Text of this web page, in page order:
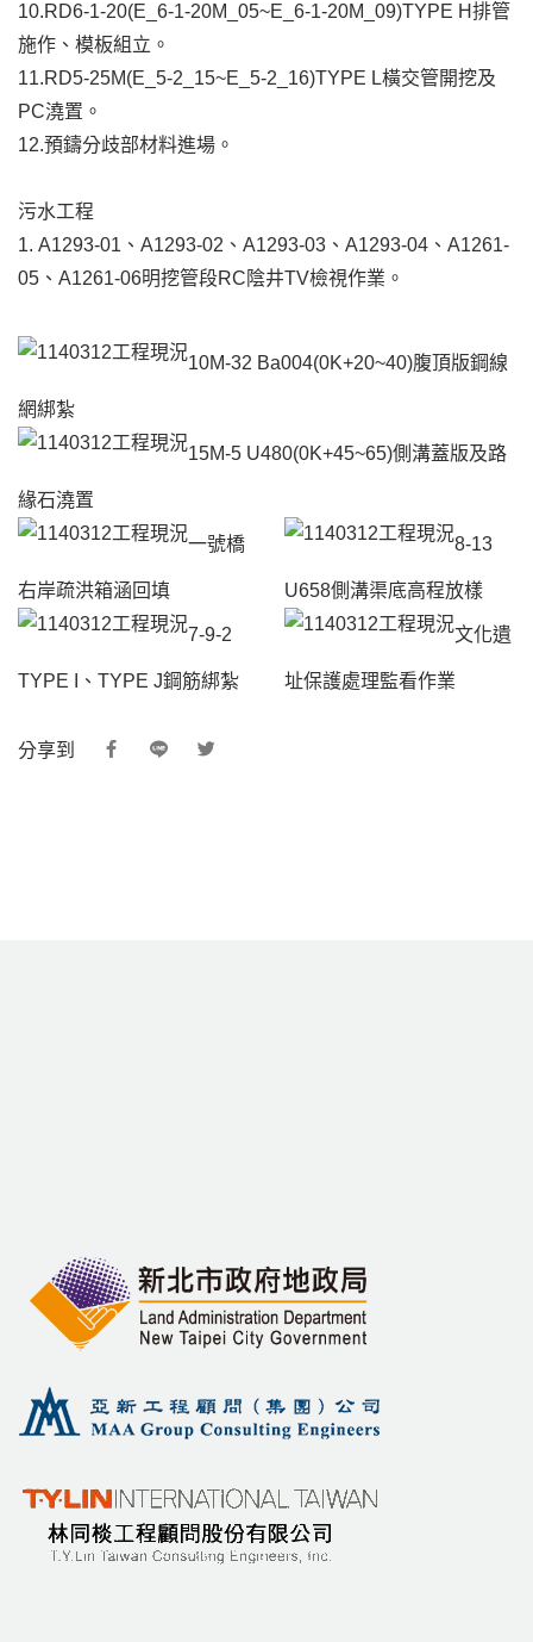
10.RD6-1-20(E_6-1-20M_05~E_6-1-20M_09)TYPE H排管
施作、模板組立。
11.RD5-25M(E_5-2_15~E_5-2_16)TYPE L橫交管開挖及
PC澆置。
12.預鑄分歧部材料進場。
污水工程
1. A1293-01、A1293-02、A1293-03、A1293-04、A1261-
05、A1261-06明挖管段RC陰井TV檢視作業。
10M-32 Ba004(0K+20~40)腹頂版鋼線
網綁紮
15M-5 U480(0K+45~65)側溝蓋版及路
緣石澆置
一號橋
右岸疏洪箱涵回填
8-13
U658側溝渠底高程放樣
7-9-2
TYPE I、TYPE J鋼筋綁紮
文化遺
址保護處理監看作業
分享到